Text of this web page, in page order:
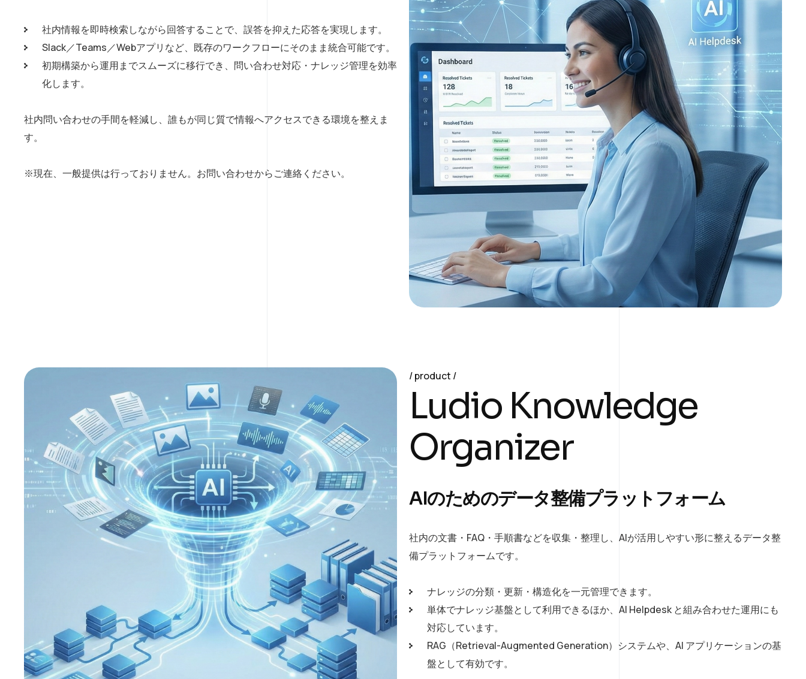
社内情報を即時検索しながら回答することで、誤答を抑えた応答を実現します。
Slack／Teams／Webアプリなど、既存のワークフローにそのまま統合可能です。
初期構築から運用までスムーズに移行でき、問い合わせ対応・ナレッジ管理を効率
化します。
社内問い合わせの手間を軽減し、誰もが同じ質で情報へアクセスできる環境を整えま
す。
※現在、一般提供は行っておりません。お問い合わせからご連絡ください。
product
Ludio Knowledge
Organizer
AIのためのデータ整備プラットフォーム
社内の文書・FAQ・手順書などを収集・整理し、AIが活用しやすい形に整えるデータ整
備プラットフォームです。
ナレッジの分類・更新・構造化を一元管理できます。
単体でナレッジ基盤として利用できるほか、AI Helpdesk と組み合わせた運用にも
対応しています。
RAG（Retrieval-Augmented Generation）システムや、AI アプリケーションの基
盤として有効です。